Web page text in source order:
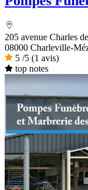
205 avenue Charles
08000 Charleville-
5 /5 (1 avis)
top notes